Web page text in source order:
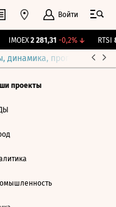
Войти
IMOEX 2 281,31 -0,2%↓ RTSI
динамика, прогнозы
проекты